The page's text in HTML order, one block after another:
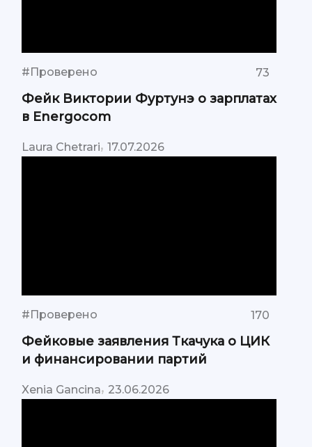
#Проверено 73
Фейк Виктории Фуртунэ о зарплатах
в Energocom
Laura Chetrari,17.07.2026
#Проверено 170
Фейковые заявления Ткачука о ЦИК
и финансировании партий
Xenia Gancina, 23.06.2026